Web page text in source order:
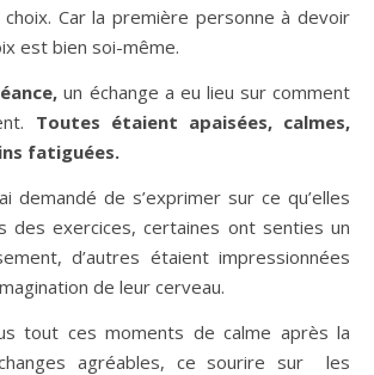
Car la première personne à devoir
est bien soi-même.
un échange a eu lieu sur comment
Toutes étaient apaisées, calmes,
fatiguées.
demandé de s’exprimer sur ce qu’elles
des exercices, certaines ont senties un
d’autres étaient impressionnées
de leur cerveau.
tout ces moments de calme après la
agréables, ce sourire sur les